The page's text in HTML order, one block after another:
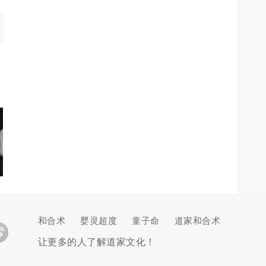
和合术 婴灵超度 童子命 道家和合术
让更多的人了解道家文化！